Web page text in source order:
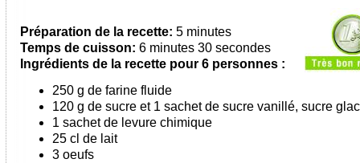
Préparation de la recette: 5 minutes
Temps de cuisson: 6 minutes 30 secondes
Ingrédients de la recette pour 6 personnes :
250 g de farine fluide
120 g de sucre et 1 sachet de sucre vanillé, sucre
1 sachet de levure chimique
25 cl de lait
3 oeufs